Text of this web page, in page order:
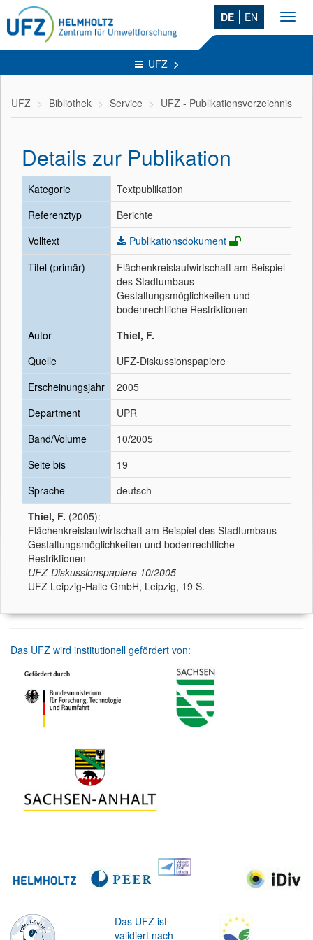
DE EN
UFZ
UFZ Bibliothek Service UFZ - Publikationsverzeichnis
Details zur Publikation
Kategorie
Textpublikation
Referenztyp
Berichte
Volltext
Publikationsdokument
Titel (primär)
Flächenkreislaufwirtschaft am Beispiel
des Stadtumbaus -
Gestaltungsmöglichkeiten und
bodenrechtliche Restriktionen
Autor
Thiel, F.
Quelle
UFZ-Diskussionspapiere
Erscheinungsjahr
2005
Department
UPR
Band/Volume
10/2005
Seite bis
19
Sprache
deutsch
Thiel, F. (2005):
Flächenkreislaufwirtschaft am Beispiel des Stadtumbaus -
Gestaltungsmöglichkeiten und bodenrechtliche
Restriktionen
UFZ-Diskussionspapiere 10/2005
UFZ Leipzig-Halle GmbH, Leipzig, 19 S.
Das UFZ wird institutionell gefördert von:
Das UFZ ist
validiert nach